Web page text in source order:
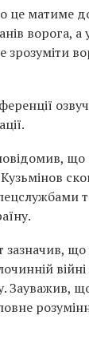
це матиме
ворога, а
що
зазначив,
Зауважив,